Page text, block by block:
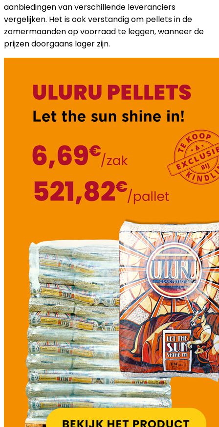
aanbiedingen van verschillende leveranciers
vergelijken. Het is ook verstandig om pellets in de
zomermaanden op voorraad te leggen, wanneer de
prijzen doorgaans lager zijn.